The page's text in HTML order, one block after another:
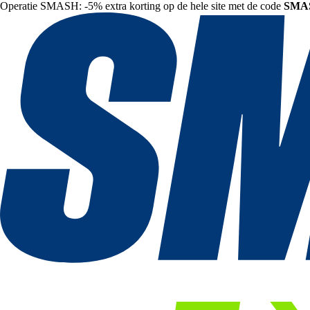
Operatie SMASH: -5% extra korting op de hele site met de code